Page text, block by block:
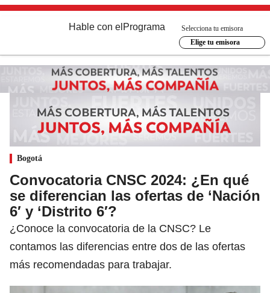
Hable con el Programa
Selecciona tu emisora
Elige tu emisora
Bogotá
Convocatoria CNSC 2024: ¿En qué
se diferencian las ofertas de ‘Nación
6′ y ‘Distrito 6′?
¿Conoce la convocatoria de la CNSC? Le
contamos las diferencias entre dos de las ofertas
más recomendadas para trabajar.